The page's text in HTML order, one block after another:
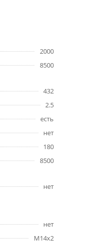
2000
8500
432
2.5
есть
нет
180
8500
нет
нет
M14x2